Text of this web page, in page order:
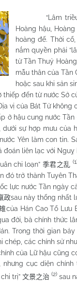
“Lâm
Hoàng hậu,
hoàng đế. Thời
nắm quyền phải
từ Tần Thuỷ Hoàng
mẫu thân của Tần
hoặc sau khi sản
đến từ nước Sở
vị của Bát Tử không
ở hậu cung nước
dưới sự hợp mưu của
Yên làm con tin.
đoán liên lạc với Nguỵ
chi loạn” 季君之乱
đó trở thành Tuyên
lực nước Tần ngày
政sau này thống nhất
của Hán Cao Tổ Lưu
đời, bà chính thức
Trong thời gian
chép, các chính sử
của Lữ hậu cũng
cục diện
trị” 文景之治 (2) sau